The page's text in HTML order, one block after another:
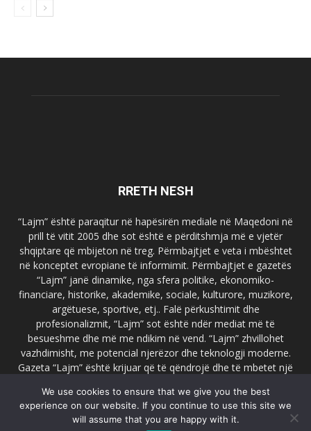
RRETH NESH
“Lajm” është paraqitur në hapësirën mediale në Maqedoni në
prill të vitit 2005 dhe sot është e përditshmja më e vjetër
shqiptare që mbijeton në treg. Përmbajtjet e veta i mbështet
në konceptet evropiane të informimit. Përmbajtjet e gazetës
“Lajm” janë dinamike, nga sfera politike, ekonomiko-
financiare, historike, akademike, sociale, kulturore, muzikore,
argëtuese, sportive, etj.. Falë përkushtimit dhe
profesionalizmit, “Lajm” sot është ndër mediat më të
besueshme dhe më me ndikim në vend. “Lajm” zhvillohet
vazhdimisht, me potencial njerëzor dhe teknologji moderne.
Gazeta “Lajm” është krijuar që të qëndrojë dhe të mbetet një
faqja zyrtare e gazetës “Lajm”, www.lajmpress.org është një
ndër portalet më të njohur në Maqedoni.
We use cookies to ensure that we give you the best
experience on our website. If you continue to use this site we
will assume that you are happy with it.